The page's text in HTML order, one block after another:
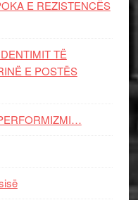
E REZISTENCЁS
TË
E POSTËS